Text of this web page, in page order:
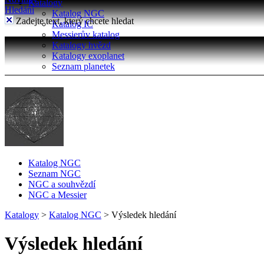
Katalogy
Katalog NGC
Katalog IC
Messierův katalog
Katalogy hvězd
Katalogy exoplanet
Seznam planetek
Hledání
Zadejte text, který chcete hledat
Katalog NGC
Seznam NGC
NGC a souhvězdí
NGC a Messier
Katalogy > Katalog NGC > Výsledek hledání
Výsledek hledání